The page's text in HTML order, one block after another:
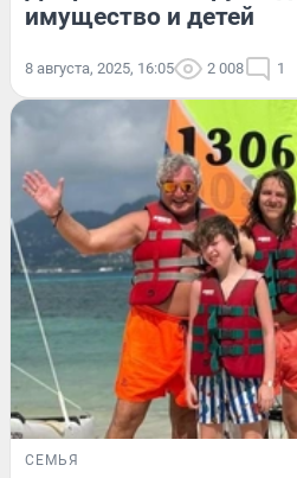
имущество и детей
8 августа, 2025, 16:05 2 008 1
СЕМЬЯ